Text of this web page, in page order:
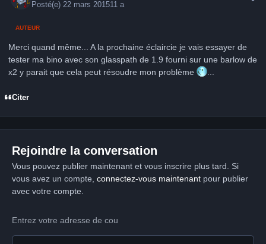
Posté(e)22 mars 201511 a
AUTEUR
Merci quand même... A la prochaine éclaircie je vais essayer de
tester ma bino avec son glasspath de 1.9 fourni sur une barlow de
x2 y parait que cela peut résoudre mon problème
Citer
Rejoindre la conversation
Vous pouvez publier maintenant et vous inscrire plus tard. Si
vous avez un compte, connectez-vous maintenantpour publier
avec votre compte.